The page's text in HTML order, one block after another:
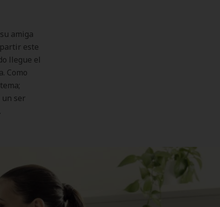
amiga
este
llegue el
Como
ser